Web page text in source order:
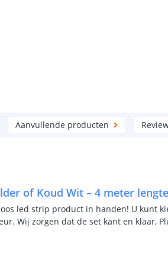
Aanvullende producten
of Koud Wit – 4 meter
led strip product in handen! U kunt
Wij zorgen dat de set kant en klaar,